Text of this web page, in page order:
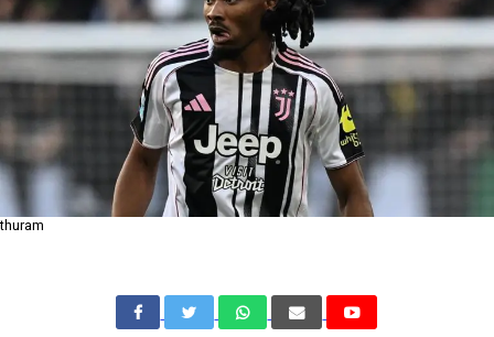
thuram